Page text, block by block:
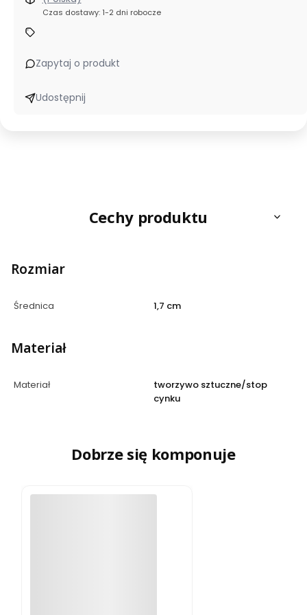
Czas dostawy: 1-2 dni robocze
Zapytaj o produkt
Udostępnij
Cechy produktu
Rozmiar
Średnica 1,7 cm
Materiał
Materiał
tworzywo sztuczne/stop
cynku
Dobrze się komponuje